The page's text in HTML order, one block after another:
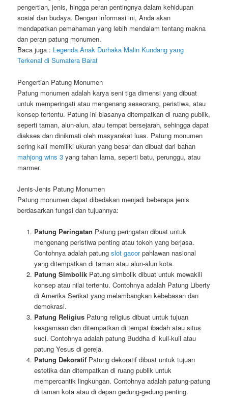
pengertian, jenis, hingga peran pentingnya dalam kehidupan
sosial dan budaya. Dengan informasi ini, Anda akan
mendapatkan pemahaman yang lebih mendalam tentang makna
dan peran patung monumen.
Baca juga : Legenda Anak Durhaka Malin Kundang yang
Terkenal di Sumatera Barat
Pengertian Patung Monumen
Patung monumen adalah karya seni tiga dimensi yang dibuat
untuk memperingati atau mengenang seseorang, peristiwa, atau
konsep tertentu. Patung ini biasanya ditempatkan di ruang publik,
seperti taman, alun-alun, atau tempat bersejarah, sehingga dapat
diakses dan dinikmati oleh masyarakat luas. Patung monumen
sering kali memiliki ukuran yang besar dan dibuat dari bahan
mahjong wins 3 yang tahan lama, seperti batu, perunggu, atau
marmer.
Jenis-Jenis Patung Monumen
Patung monumen dapat dibedakan menjadi beberapa jenis
berdasarkan fungsi dan tujuannya:
Patung Peringatan Patung peringatan dibuat untuk
mengenang peristiwa penting atau tokoh yang berjasa.
Contohnya adalah patung slot gacorpahlawan nasional
yang ditempatkan di taman atau alun-alun kota.
Patung SimbolikPatung simbolik dibuat untuk mewakili
konsep atau nilai tertentu. Contohnya adalah Patung Liberty
di Amerika Serikat yang melambangkan kebebasan dan
demokrasi.
Patung ReligiusPatung religius dibuat untuk tujuan
keagamaan dan ditempatkan di tempat ibadah atau situs
suci. Contohnya adalah patung Buddha di kuil-kuil atau
patung Yesus di gereja.
Patung DekoratifPatung dekoratif dibuat untuk tujuan
estetika dan ditempatkan di ruang publik untuk
mempercantik lingkungan. Contohnya adalah patung-patung
di taman kota atau di depan gedung-gedung penting.